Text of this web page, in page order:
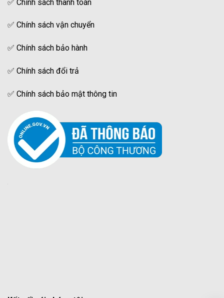
✅ Chính sách thanh toán
✅ Chính sách vận chuyển
✅ Chính sách bảo hành
✅ Chính sách đổi trả
✅ Chính sách bảo mật thông tin